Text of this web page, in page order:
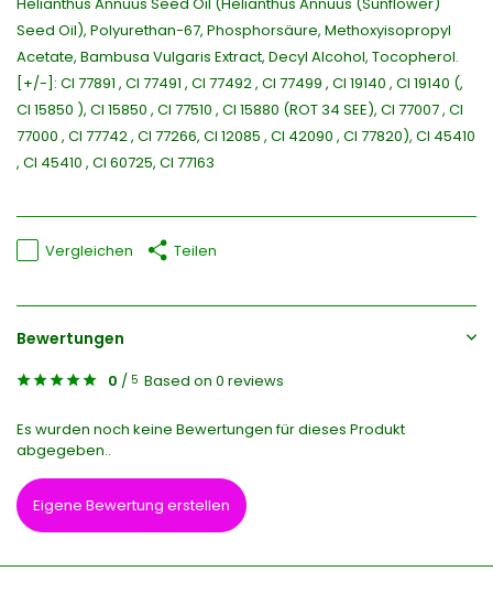
Helianthus Annuus Seed Oil (Helianthus Annuus (Sunflower)
Seed Oil), Polyurethan-67, Phosphorsäure, Methoxyisopropyl
Acetate, Bambusa Vulgaris Extract, Decyl Alcohol, Tocopherol.
[+/-]: CI 77891 , CI 77491 , CI 77492 , CI 77499 , CI 19140 , CI 19140 (,
CI 15850 ), CI 15850 , CI 77510 , CI 15880 (ROT 34 SEE), CI 77007 , CI
77000 , CI 77742 , CI 77266, CI 12085 , CI 42090 , CI 77820), CI 45410
, CI 45410 , CI 60725, CI 77163
Vergleichen Teilen
Bewertungen
0 / 5 Based on 0 reviews
Es wurden noch keine Bewertungen für dieses Produkt
abgegeben..
Eigene Bewertung erstellen